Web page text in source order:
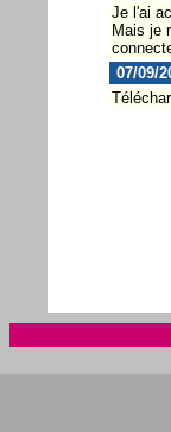
Je l'ai
Mais je
07/09/